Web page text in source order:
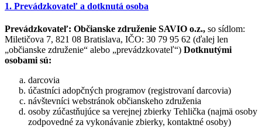
1. Prevádzkovateľ a dotknutá osoba
Prevádzkovateľ: Občianske združenie SAVIO o.z., so sídlom:
Miletičova 7, 821 08 Bratislava, IČO: 30 79 95 62 (ďalej len
„občianske združenie“ alebo „prevádzkovateľ“) Dotknutými
osobami sú:
darcovia
účastníci adopčných programov (registrovaní darcovia)
návštevníci webstránok občianskeho združenia
osoby zúčastňujúce sa verejnej zbierky Tehlička (najmä osoby
zodpovedné za vykonávanie zbierky, kontaktné osoby)